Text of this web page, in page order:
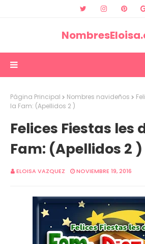
Página Principal Nombres navideños
la Fam: (Apellidos 2 )
Felices Fiestas les
Fam: (Apellidos 2 )
ELOISA VAZQUEZ NOVIEMBRE 19, 2016